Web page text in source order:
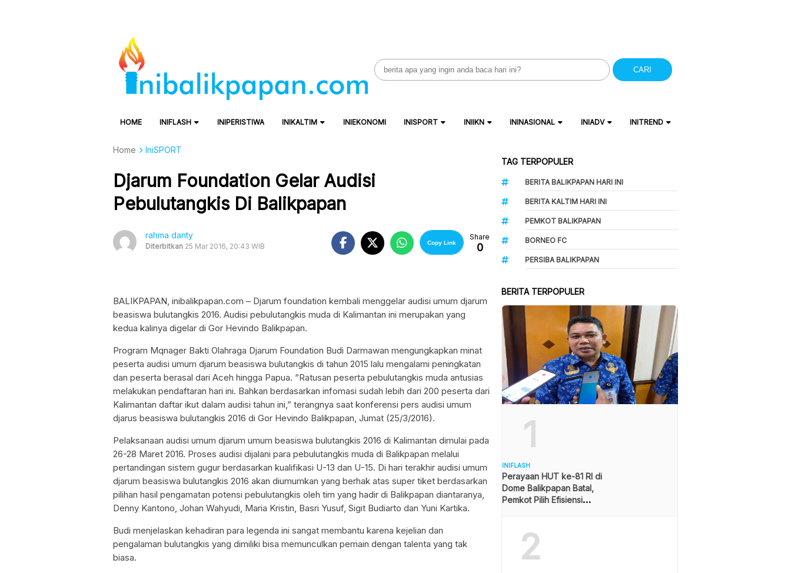
Search
for:
CARI
HOME INIFLASH INIPERISTIWA INIKALTIM INIEKONOMI INISPORT INIIKN ININASIONAL INIADV INITREND
Home IniSPORT
Djarum Foundation Gelar Audisi
Pebulutangkis Di Balikpapan
rahma danty
Diterbitkan 25 Mar 2016, 20:43 WIB Copy Link
Share
0
BALIKPAPAN, inibalikpapan.com – Djarum foundation kembali menggelar audisi umum djarum
beasiswa bulutangkis 2016. Audisi pebulutangkis muda di Kalimantan ini merupakan yang
kedua kalinya digelar di Gor Hevindo Balikpapan.
Program Mqnager Bakti Olahraga Djarum Foundation Budi Darmawan mengungkapkan minat
peserta audisi umum djarum beasiswa bulutangkis di tahun 2015 lalu mengalami peningkatan
dan peserta berasal dari Aceh hingga Papua. “Ratusan peserta pebulutangkis muda antusias
melakukan pendaftaran hari ini. Bahkan berdasarkan infomasi sudah lebih dari 200 peserta dari
Kalimantan daftar ikut dalam audisi tahun ini,” terangnya saat konferensi pers audisi umum
djarus beasiswa bulutangkis 2016 di Gor Hevindo Balikpapan, Jumat (25/3/2016).
Pelaksanaan audisi umum djarum umum beasiswa bulutangkis 2016 di Kalimantan dimulai pada
26-28 Maret 2016. Proses audisi dijalani para pebulutangkis muda di Balikpapan melalui
pertandingan sistem gugur berdasarkan kualifikasi U-13 dan U-15. Di hari terakhir audisi umum
djarum beasiswa bulutangkis 2016 akan diumumkan yang berhak atas super tiket berdasarkan
pilihan hasil pengamatan potensi pebulutangkis oleh tim yang hadir di Balikpapan diantaranya,
Denny Kantono, Johan Wahyudi, Maria Kristin, Basri Yusuf, Sigit Budiarto dan Yuni Kartika.
Budi menjelaskan kehadiran para legenda ini sangat membantu karena kejelian dan
pengalaman bulutangkis yang dimiliki bisa memunculkan pemain dengan talenta yang tak
biasa.
TAG TERPOPULER
BERITA BALIKPAPAN HARI INI
BERITA KALTIM HARI INI
PEMKOT BALIKPAPAN
BORNEO FC
PERSIBA BALIKPAPAN
BERITA TERPOPULER
1
INIFLASH
Perayaan HUT ke-81 RI di
Dome Balikpapan Batal,
Pemkot Pilih Efisiensi
2